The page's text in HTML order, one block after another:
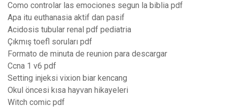
Como controlar las emociones segun la biblia pdf
Apa itu euthanasia aktif dan pasif
Acidosis tubular renal pdf pediatria
Çıkmış toefl soruları pdf
Formato de minuta de reunion para descargar
Ccna 1 v6 pdf
Setting injeksi vixion biar kencang
Okul öncesi kısa hayvan hikayeleri
Witch comic pdf